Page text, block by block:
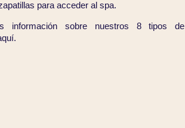
para acceder al spa.
información sobre nuestros 8 tipos de